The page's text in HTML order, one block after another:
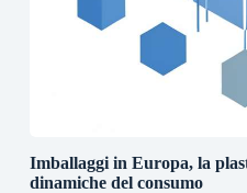
Imballaggi in Europa, la
dinamiche del consumo